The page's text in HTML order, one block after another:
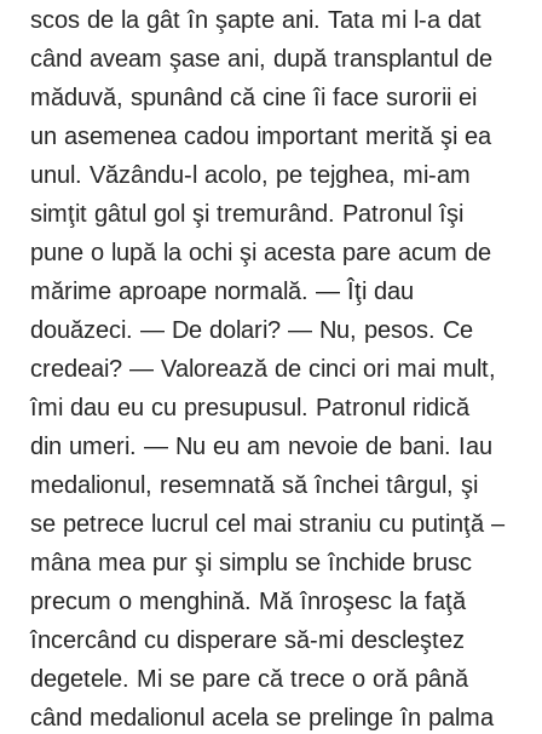
scos de la gât în şapte ani. Tata mi l-a dat
când aveam şase ani, după transplantul de
măduvă, spunând că cine îi face surorii ei
un asemenea cadou important merită şi ea
unul. Văzându-l acolo, pe tejghea, mi-am
simţit gâtul gol şi tremurând. Patronul îşi
pune o lupă la ochi şi acesta pare acum de
mărime aproape normală. — Îţi dau
douăzeci. — De dolari? — Nu, pesos. Ce
credeai? — Valorează de cinci ori mai mult,
îmi dau eu cu presupusul. Patronul ridică
din umeri. — Nu eu am nevoie de bani. Iau
medalionul, resemnată să închei târgul, şi
se petrece lucrul cel mai straniu cu putinţă –
mâna mea pur şi simplu se închide brusc
precum o menghină. Mă înroşesc la faţă
încercând cu disperare să-mi descleştez
degetele. Mi se pare că trece o oră până
când medalionul acela se prelinge în palma